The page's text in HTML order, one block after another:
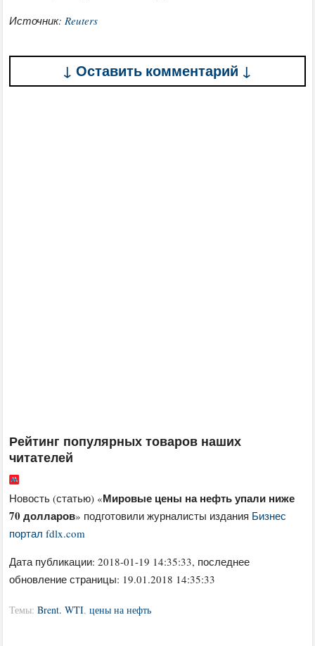
Источник: Reuters
↓ Оставить комментарий ↓
Рейтинг популярных товаров наших
читателей
Новость (статью) «Мировые цены на нефть упали ниже
70 долларов» подготовили журналисты издания Бизнес
портал fdlx.com
Дата публикации:2018-01-19 14:35:33, последнее
обновление страницы: 19.01.2018 14:35:33
Темы:Brent. WTI,цены на нефть